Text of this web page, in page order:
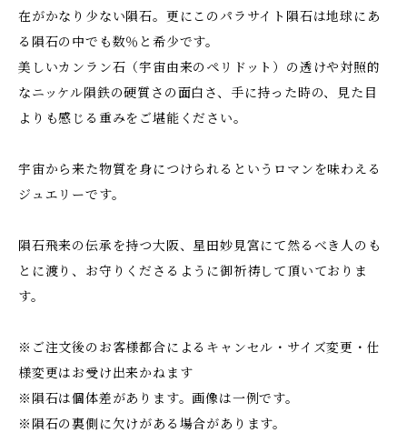
在がかなり少ない隕石。更にこのパラサイト隕石は地球にあ
る隕石の中でも数％と希少です。
美しいカンラン石（宇宙由来のペリドット）の透けや対照的
なニッケル隕鉄の硬質さの面白さ、手に持った時の、見た目
よりも感じる重みをご堪能ください。
宇宙から来た物質を身につけられるというロマンを味わえる
ジュエリーです。
隕石飛来の伝承を持つ大阪、星田妙見宮にて然るべき人のも
とに渡り、お守りくださるように御祈祷して頂いておりま
す。
※ご注文後のお客様都合によるキャンセル・サイズ変更・仕
様変更はお受け出来かねます
※隕石は個体差があります。画像は一例です。
※隕石の裏側に欠けがある場合があります。